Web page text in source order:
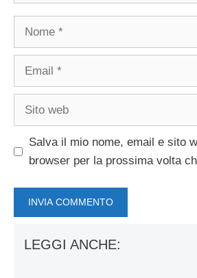
Nome
Email
Sito
Salva il mio nome, email e sito
browser per la prossima volta
LEGGI ANCHE: